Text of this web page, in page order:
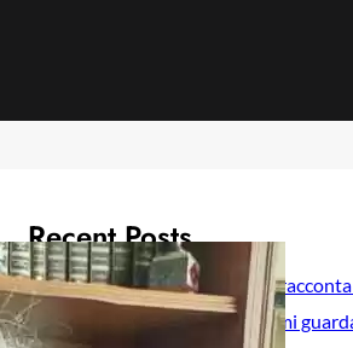
Recent Posts
Selly baby modella Italia
e sentimenti in “Luna lei mi